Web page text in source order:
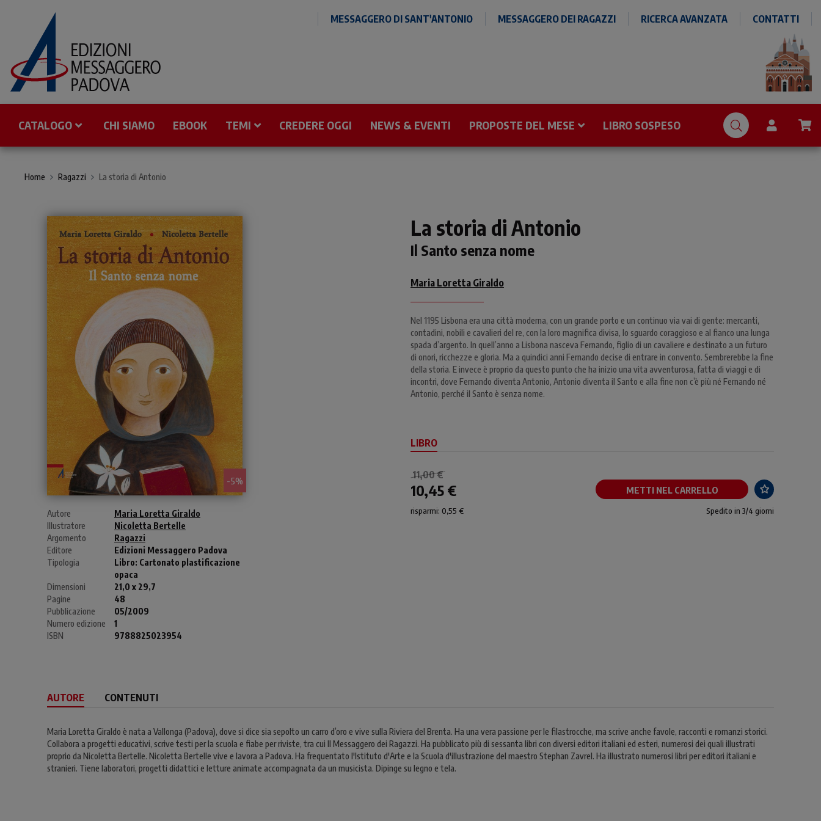
MESSAGGERO DI SANT'ANTONIO MESSAGGERO DEI RAGAZZI RICERCA AVANZATA CONTATTI
CATALOGO CHI SIAMO EBOOK TEMI CREDERE OGGI NEWS & EVENTI PROPOSTE DEL MESE LIBRO SOSPESO
Home Ragazzi La storia di Antonio
- 5%
Autore
Maria Loretta Giraldo
Illustratore
Nicoletta Bertelle
Argomento
Ragazzi
Editore
Edizioni Messaggero Padova
Tipologia
Libro: Cartonato plastificazione
opaca
Dimensioni
21,0 x 29,7
Pagine
48
Pubblicazione
05/2009
Numero edizione
1
ISBN
9788825023954
La storia di Antonio
Il Santo senza nome
Maria Loretta Giraldo
Nel 1195 Lisbona era una città moderna, con un grande porto e un continuo via vai di gente: mercanti,
contadini, nobili e cavalieri del re, con la loro magnifica divisa, lo sguardo coraggioso e al fianco una lunga
spada d’argento. In quell’anno a Lisbona nasceva Fernando, figlio di un cavaliere e destinato a un futuro
di onori, ricchezze e gloria. Ma a quindici anni Fernando decise di entrare in convento. Sembrerebbe la fine
della storia. E invece è proprio da questo punto che ha inizio una vita avventurosa, fatta di viaggi e di
incontri, dove Fernando diventa Antonio, Antonio diventa il Santo e alla fine non c’è più né Fernando né
Antonio, perché il Santo è senza nome.
LIBRO
11,00 €
10,45 € METTI NEL CARRELLO
risparmi: 0,55 € Spedito in 3/4 giorni
AUTORE CONTENUTI
Maria Loretta Giraldo è nata a Vallonga (Padova), dove si dice sia sepolto un carro d’oro e vive sulla Riviera del Brenta. Ha una vera passione per le filastrocche, ma scrive anche favole, racconti e romanzi storici.
Collabora a progetti educativi, scrive testi per la scuola e fiabe per riviste, tra cui Il Messaggero dei Ragazzi. Ha pubblicato più di sessanta libri con diversi editori italiani ed esteri, numerosi dei quali illustrati
proprio da Nicoletta Bertelle. Nicoletta Bertelle vive e lavora a Padova. Ha frequentato l'Istituto d'Arte e la Scuola d'illustrazione del maestro Stephan Zavrel. Ha illustrato numerosi libri per editori italiani e
stranieri. Tiene laboratori, progetti didattici e letture animate accompagnata da un musicista. Dipinge su legno e tela.